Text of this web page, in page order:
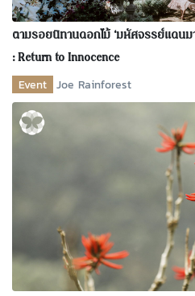
ตามรอยนิทานดอกไม้ ‘มหัศจรรย์แดน
: Return to Innocence
Event Joe Rainforest